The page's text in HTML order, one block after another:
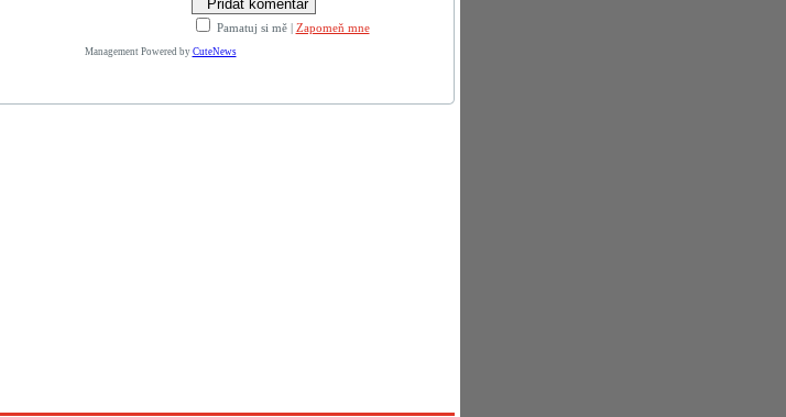
Pamatuj si mě| Zapomeň mne
Management Powered by CuteNews